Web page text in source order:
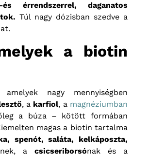
érrendszerrel, daganatos
Túl nagy dózisban szedve a
a biotin
nagy mennyiségben
, a karfiol, a magnéziumban
a búza – kötött formában
magas a biotin tartalma
spenót, saláta, kelkáposzta,
nek, a csicseriborsónak és a